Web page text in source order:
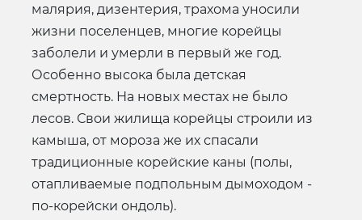
малярия, дизентерия, трахома уносили
жизни поселенцев, многие корейцы
заболели и умерли в первый же год.
Особенно высока была детская
смертность. На новых местах не было
лесов. Свои жилища корейцы строили из
камыша, от мороза же их спасали
традиционные корейские каны (полы,
отапливаемые подпольным дымоходом -
по-корейски ондоль).